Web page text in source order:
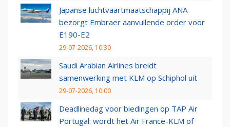
Japanse luchtvaartmaatschappij ANA
bezorgt Embraer aanvullende order voor
E190-E2
29-07-2026, 10:30
Saudi Arabian Airlines breidt
samenwerking met KLM op Schiphol uit
29-07-2026, 10:00
Deadlinedag voor biedingen op TAP Air
Portugal: wordt het Air France-KLM of